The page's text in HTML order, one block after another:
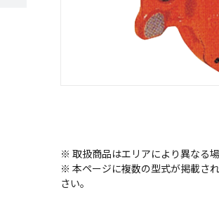
※ 取扱商品はエリアにより異なる場
※ 本ページに複数の型式が掲載さ
さい。